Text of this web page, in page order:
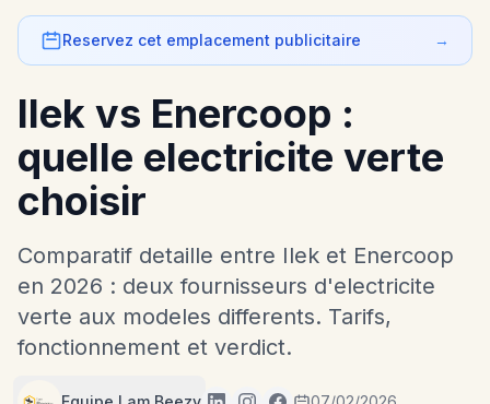
Reservez cet emplacement publicitaire →
Ilek vs Enercoop :
quelle electricite verte
choisir
Comparatif detaille entre Ilek et Enercoop
en 2026 : deux fournisseurs d'electricite
verte aux modeles differents. Tarifs,
fonctionnement et verdict.